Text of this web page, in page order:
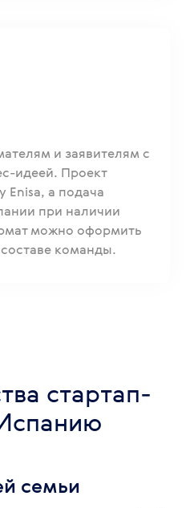
и заявителям с
идеей. Проект
Enisa, а подача
при наличии
можно оформить
команды.
стартап-
семьи